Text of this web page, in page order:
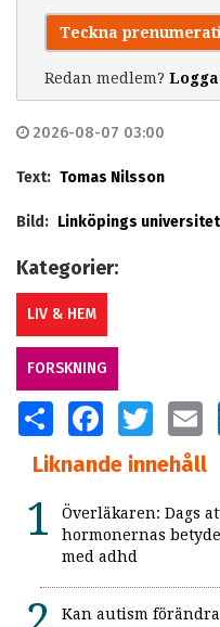
Teckna
Redan medlem?
2026-08-07 03:00
Text: Tomas Nilsson
Bild: Linköpings universitet
Kategorier:
LIV & HEM
FORSKNING
SHARE FACEBOOKTWITTER
Liknande innehåll
Överläkaren: Dags
hormonernas
med adhd
Kan autism